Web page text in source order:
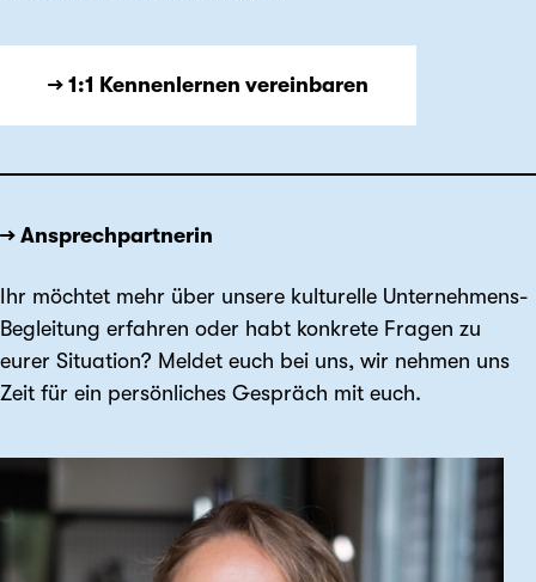
→ 1:1 Kennenlernen vereinbaren
→ Ansprechpartnerin
Ihr möchtet mehr über unsere kulturelle Unternehmens-
Begleitung erfahren oder habt konkrete Fragen zu
eurer Situation? Meldet euch bei uns, wir nehmen uns
Zeit für ein persönliches Gespräch mit euch.